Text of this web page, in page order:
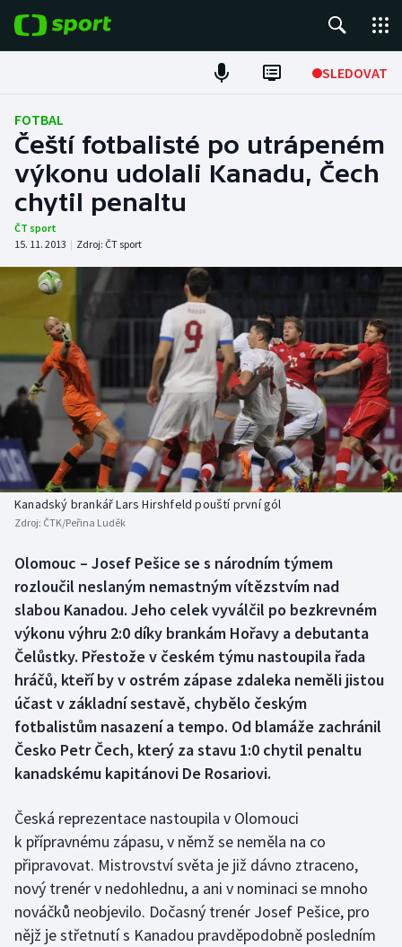
SLEDOVAT
Fotbal
Hokej
Tenis
Atletika
Cyklistika
DALŠÍ SPORTY
Americký fotbal
Baseball a softbal
Basketbal
Biatlon
Box
Curling
Dostihy
Florbal
Futsal
Gymnastika
Házená
Jezdectví
NEPŘEHLÉDNĚTE
Soutěže
Historické návraty
Aplikace ČT sport
FOTBAL
Čeští fotbalisté po utrápeném
výkonu udolali Kanadu, Čech
chytil penaltu
ČT sport
15. 11. 2013 | Zdroj: ČT sport
Kanadský brankář Lars Hirshfeld pouští první gól
Zdroj: ČTK/Peřina Luděk
Olomouc – Josef Pešice se s národním týmem
rozloučil neslaným nemastným vítězstvím nad
slabou Kanadou. Jeho celek vyválčil po bezkrevném
výkonu výhru 2:0 díky brankám Hořavy a debutanta
Čelůstky. Přestože v českém týmu nastoupila řada
hráčů, kteří by v ostrém zápase zdaleka neměli jistou
účast v základní sestavě, chybělo českým
fotbalistům nasazení a tempo. Od blamáže zachránil
Česko Petr Čech, který za stavu 1:0 chytil penaltu
kanadskému kapitánovi De Rosariovi.
Česká reprezentace nastoupila v Olomouci
k přípravnému zápasu, v němž se neměla na co
připravovat. Mistrovství světa je již dávno ztraceno,
nový trenér v nedohlednu, a ani v nominaci se mnoho
nováčků neobjevilo. Dočasný trenér Josef Pešice, pro
nějž je střetnutí s Kanadou pravděpodobně posledním